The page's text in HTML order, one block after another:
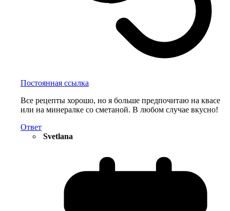
Постоянная ссылка
Все рецепты хорошо, но я больше предпочитаю на квасе
или на минералке со сметаной. В любом случае вкусно!
Ответ
Svetlana